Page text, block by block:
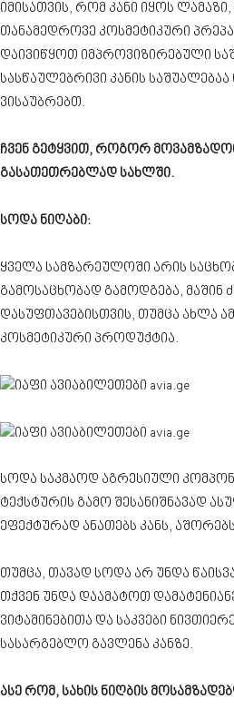
იმისათვის, რომ კანი იყოს
თანამედროვე კოსმეტიკური
დაივიწყოთ იმპროვიზირებული
სასწაულებრივი კანის
ვისაუბრებთ.
ჩვენ გეტყვით, როგორ
გასათეთრებლად სახლში.
სოდა ნიღაბი:
ყველა სამზარეულოში არის
გამოსაცხობად გამოდგება,
დასუფთავებისთვის, თუმცა ახლა
კოსმეტიკური პროდუქტია.
სოდა საკმაოდ აგრესიული
ტექსტურის გამო შესანიშნავად
ეფექტურად ანათებს კანს,
თუმცა, თავად სოდა არ უნდა
თქვენ უნდა დაამატოთ
ვიტამინებითა და საკვები
სასარგებლო გავლენა კანზე.
ასე რომ, სახის ნიღბის